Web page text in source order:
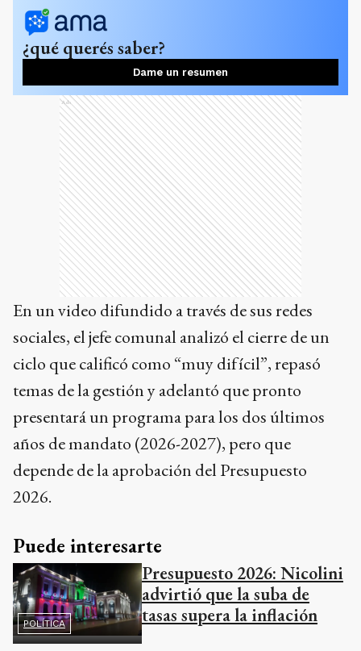
¿qué querés saber?
Dame un resumen
Ads
En un video difundido a través de sus redes
sociales, el jefe comunal analizó el cierre de un
ciclo que calificó como “muy difícil”, repasó
temas de la gestión y adelantó que pronto
presentará un programa para los dos últimos
años de mandato (2026-2027), pero que
depende de la aprobación del Presupuesto
2026.
Puede interesarte
POLÍTICA
Presupuesto 2026: Nicolini
advirtió que la suba de
tasas supera la inflación